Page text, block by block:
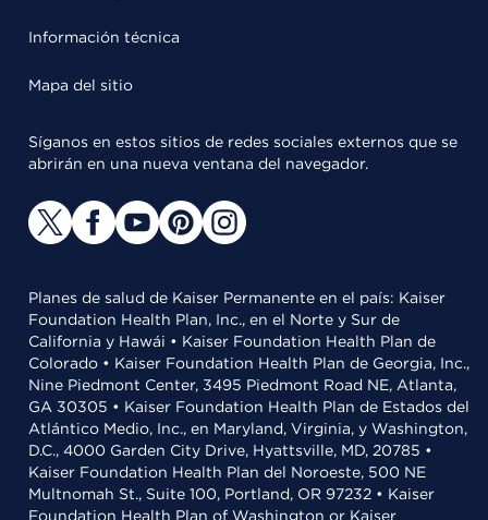
Información técnica
Mapa del sitio
Síganos en estos sitios de redes sociales externos que se
abrirán en una nueva ventana del navegador.
Planes de salud de Kaiser Permanente en el país: Kaiser
Foundation Health Plan, Inc., en el Norte y Sur de
California y Hawái • Kaiser Foundation Health Plan de
Colorado • Kaiser Foundation Health Plan de Georgia, Inc.,
Nine Piedmont Center, 3495 Piedmont Road NE, Atlanta,
GA 30305 • Kaiser Foundation Health Plan de Estados del
Atlántico Medio, Inc., en Maryland, Virginia, y Washington,
D.C., 4000 Garden City Drive, Hyattsville, MD, 20785 •
Kaiser Foundation Health Plan del Noroeste, 500 NE
Multnomah St., Suite 100, Portland, OR 97232 • Kaiser
Foundation Health Plan of Washington or Kaiser